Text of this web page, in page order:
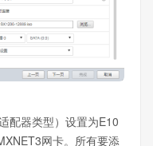
配器类型）设置为E10
网卡。所有要添